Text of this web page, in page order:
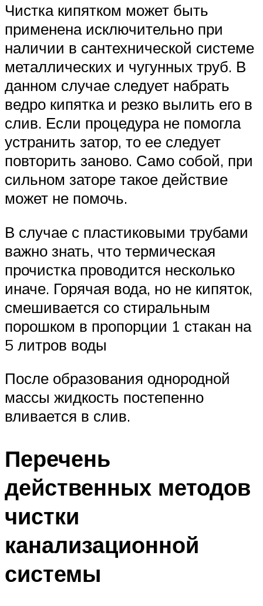
Чистка кипятком может быть
применена исключительно при
наличии в сантехнической системе
металлических и чугунных труб. В
данном случае следует набрать
ведро кипятка и резко вылить его в
слив. Если процедура не помогла
устранить затор, то ее следует
повторить заново. Само собой, при
сильном заторе такое действие
может не помочь.
В случае с пластиковыми трубами
важно знать, что термическая
прочистка проводится несколько
иначе. Горячая вода, но не кипяток,
смешивается со стиральным
порошком в пропорции 1 стакан на
5 литров воды
После образования однородной
массы жидкость постепенно
вливается в слив.
Перечень
действенных методов
чистки
канализационной
системы